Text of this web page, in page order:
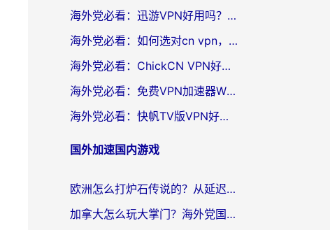
海外党必看：迅游VPN好用吗？和番茄加速器VPN对比哪个回国效果更好？
海外党必看：如何选对cn vpn，轻松解锁国内影音游戏？
海外党必看：ChickCN VPN好用吗？和星河VPN对比哪个回国效果更好？附真实体验+避坑指南
海外党必看：免费VPN加速器Windows版怎么选？附真实测评与无缝访问国内资源指南
海外党必看：快帆TV版VPN好用吗？和hi龟龟VPN对比哪个回国效果更好？附免费加速器选择指南
国外加速国内游戏
欧洲怎么打炉石传说的？从延迟999到丝滑上分，我找到了靠谱加速器
加拿大怎么玩大掌门？海外党国服游戏加速避坑指南（附实用工具推荐）